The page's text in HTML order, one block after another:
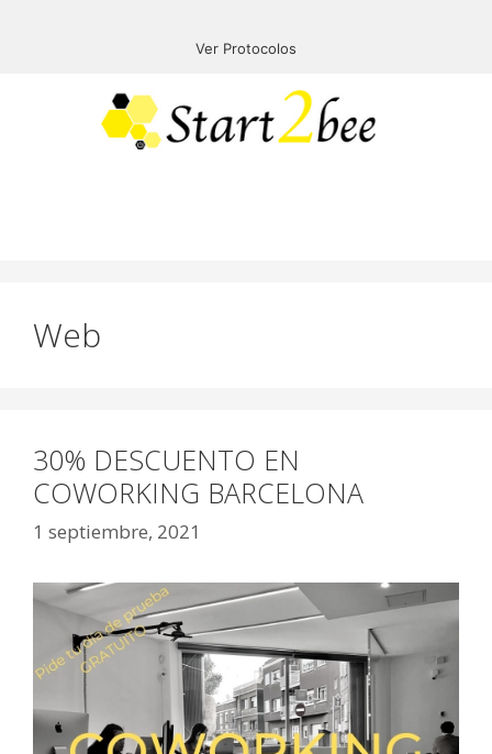
Ver Protocolos
Web
30% DESCUENTO EN
COWORKING BARCELONA
1 septiembre, 2021